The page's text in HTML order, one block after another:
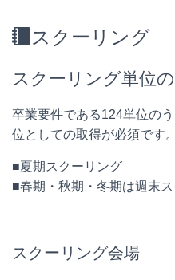
スクーリング
スクーリング単位
卒業要件である124単位の
位としての取得が必須です。
■夏期スクーリング
■春期・秋期・冬期は週末
スクーリング会場